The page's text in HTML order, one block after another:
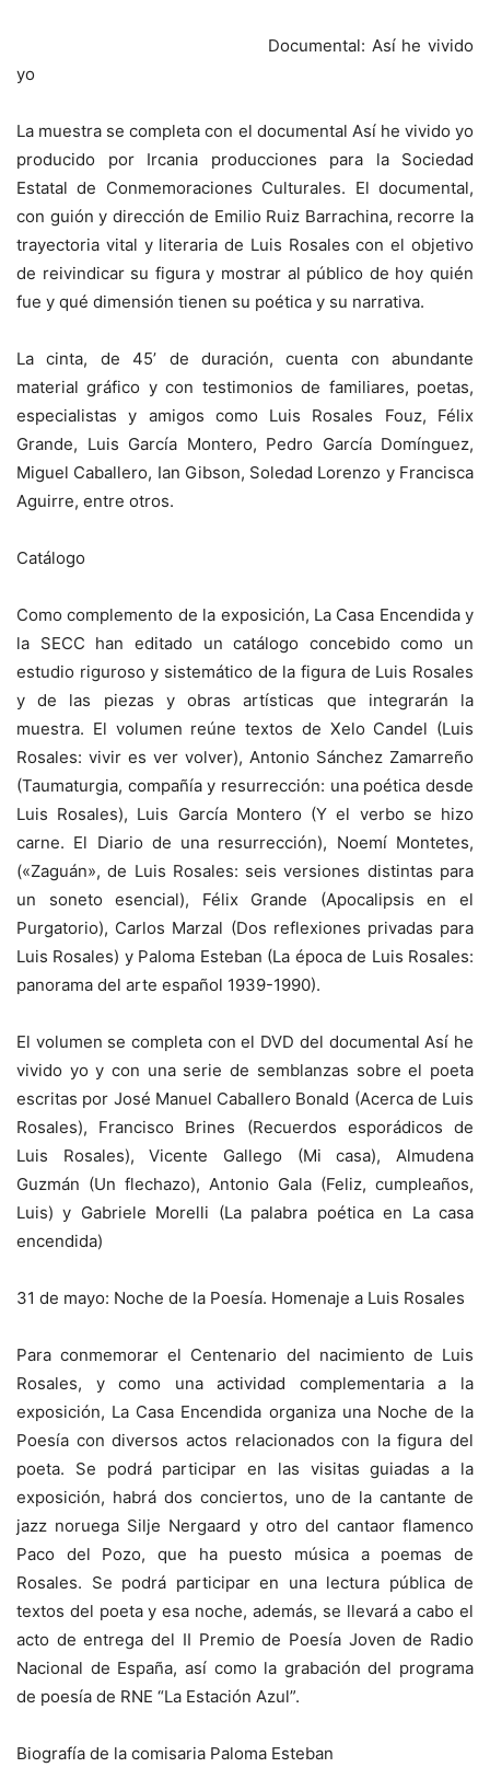
Documental: Así he vivido
yo
La muestra se completa con el documental Así he vivido yo
producido por Ircania producciones para la Sociedad
Estatal de Conmemoraciones Culturales. El documental,
con guión y dirección de Emilio Ruiz Barrachina, recorre la
trayectoria vital y literaria de Luis Rosales con el objetivo
de reivindicar su figura y mostrar al público de hoy quién
fue y qué dimensión tienen su poética y su narrativa.
La cinta, de 45’ de duración, cuenta con abundante
material gráfico y con testimonios de familiares, poetas,
especialistas y amigos como Luis Rosales Fouz, Félix
Grande, Luis García Montero, Pedro García Domínguez,
Miguel Caballero, Ian Gibson, Soledad Lorenzo y Francisca
Aguirre, entre otros.
Catálogo
Como complemento de la exposición, La Casa Encendida y
la SECC han editado un catálogo concebido como un
estudio riguroso y sistemático de la figura de Luis Rosales
y de las piezas y obras artísticas que integrarán la
muestra. El volumen reúne textos de Xelo Candel (Luis
Rosales: vivir es ver volver), Antonio Sánchez Zamarreño
(Taumaturgia, compañía y resurrección: una poética desde
Luis Rosales), Luis García Montero (Y el verbo se hizo
carne. El Diario de una resurrección), Noemí Montetes,
(«Zaguán», de Luis Rosales: seis versiones distintas para
un soneto esencial), Félix Grande (Apocalipsis en el
Purgatorio), Carlos Marzal (Dos reflexiones privadas para
Luis Rosales) y Paloma Esteban (La época de Luis Rosales:
panorama del arte español 1939-1990).
El volumen se completa con el DVD del documental Así he
vivido yo y con una serie de semblanzas sobre el poeta
escritas por José Manuel Caballero Bonald (Acerca de Luis
Rosales), Francisco Brines (Recuerdos esporádicos de
Luis Rosales), Vicente Gallego (Mi casa), Almudena
Guzmán (Un flechazo), Antonio Gala (Feliz, cumpleaños,
Luis) y Gabriele Morelli (La palabra poética en La casa
encendida)
31 de mayo: Noche de la Poesía. Homenaje a Luis Rosales
Para conmemorar el Centenario del nacimiento de Luis
Rosales, y como una actividad complementaria a la
exposición, La Casa Encendida organiza una Noche de la
Poesía con diversos actos relacionados con la figura del
poeta. Se podrá participar en las visitas guiadas a la
exposición, habrá dos conciertos, uno de la cantante de
jazz noruega Silje Nergaard y otro del cantaor flamenco
Paco del Pozo, que ha puesto música a poemas de
Rosales. Se podrá participar en una lectura pública de
textos del poeta y esa noche, además, se llevará a cabo el
acto de entrega del II Premio de Poesía Joven de Radio
Nacional de España, así como la grabación del programa
de poesía de RNE “La Estación Azul”.
Biografía de la comisaria Paloma Esteban